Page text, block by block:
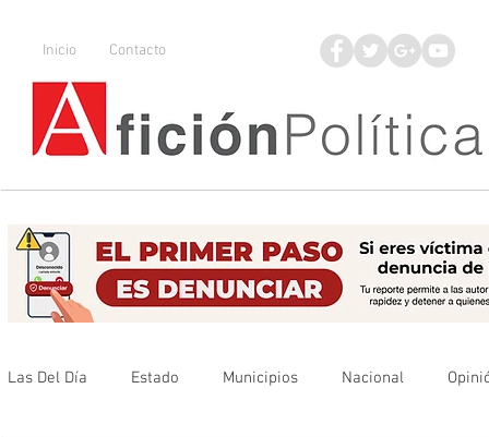
Inicio Contacto
Las Del Día Estado Municipios Nacional